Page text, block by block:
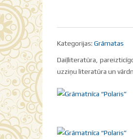
Kategorijas: Grāmatas
Daiļliteratūra,
uzziņu literatūra un